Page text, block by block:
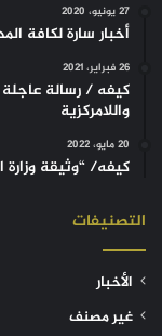
27 يونيو، 2020
أخبار سارة لكافة
26 فبراير، 2021
كيفه / رسالة عاجلة
واللامركزية
20 مايو، 2022
كيفه/ “وثيقة
التصنيفات
الأخبار
غير مصنف